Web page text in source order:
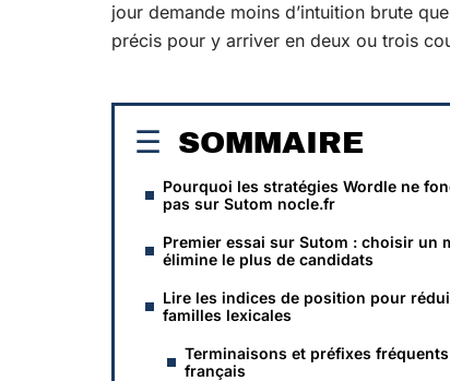
jour demande moins d’intuition brute
précis pour y arriver en deux ou trois
SOMMAIRE
Pourquoi les stratégies Wordle ne
pas sur Sutom nocle.fr
Premier essai sur Sutom : choisir un
élimine le plus de candidats
Lire les indices de position pour
familles lexicales
Terminaisons et préfixes
français